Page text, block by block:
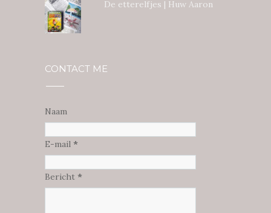
De etterelfjes | Huw Aaron
CONTACT ME
Naam
E-mail *
Bericht *